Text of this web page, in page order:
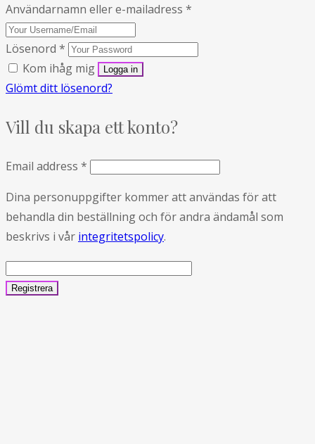
Användarnamn eller e-mailadress *
Lösenord *
Kom ihåg mig
Glömt ditt lösenord?
Vill du skapa ett konto?
Email address *
Dina personuppgifter kommer att användas för att
behandla din beställning och för andra ändamål som
beskrivs i vår integritetspolicy.